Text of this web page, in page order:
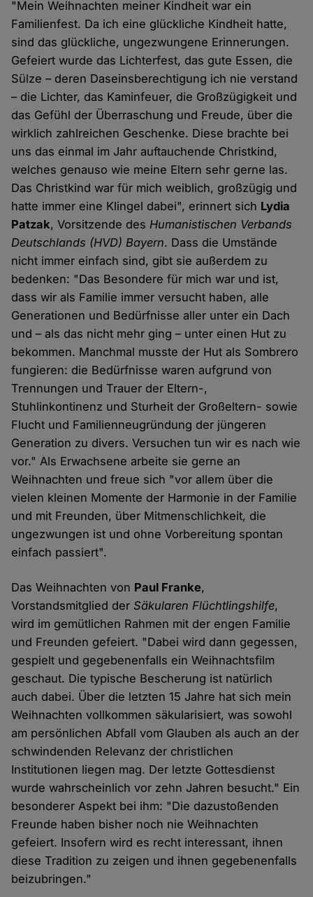
"Mein Weihnachten meiner Kindheit war ein
Familienfest. Da ich eine glückliche Kindheit hatte,
sind das glückliche, ungezwungene Erinnerungen.
Gefeiert wurde das Lichterfest, das gute Essen, die
Sülze – deren Daseinsberechtigung ich nie verstand
– die Lichter, das Kaminfeuer, die Großzügigkeit und
das Gefühl der Überraschung und Freude, über die
wirklich zahlreichen Geschenke. Diese brachte bei
uns das einmal im Jahr auftauchende Christkind,
welches genauso wie meine Eltern sehr gerne las.
Das Christkind war für mich weiblich, großzügig und
hatte immer eine Klingel dabei", erinnert sich Lydia
Patzak, Vorsitzende desHumanistischen Verbands
Deutschlands (HVD) Bayern. Dass die Umstände
nicht immer einfach sind, gibt sie außerdem zu
bedenken: "Das Besondere für mich war und ist,
dass wir als Familie immer versucht haben, alle
Generationen und Bedürfnisse aller unter ein Dach
und – als das nicht mehr ging – unter einen Hut zu
bekommen. Manchmal musste der Hut als Sombrero
fungieren: die Bedürfnisse waren aufgrund von
Trennungen und Trauer der Eltern-,
Stuhlinkontinenz und Sturheit der Großeltern- sowie
Flucht und Familienneugründung der jüngeren
Generation zu divers. Versuchen tun wir es nach wie
vor." Als Erwachsene arbeite sie gerne an
Weihnachten und freue sich "vor allem über die
vielen kleinen Momente der Harmonie in der Familie
und mit Freunden, über Mitmenschlichkeit, die
ungezwungen ist und ohne Vorbereitung spontan
einfach passiert".
Das Weihnachten von Paul Franke,
Vorstandsmitglied derSäkularen Flüchtlingshilfe,
wird im gemütlichen Rahmen mit der engen Familie
und Freunden gefeiert. "Dabei wird dann gegessen,
gespielt und gegebenenfalls ein Weihnachtsfilm
geschaut. Die typische Bescherung ist natürlich
auch dabei. Über die letzten 15 Jahre hat sich mein
Weihnachten vollkommen säkularisiert, was sowohl
am persönlichen Abfall vom Glauben als auch an der
schwindenden Relevanz der christlichen
Institutionen liegen mag. Der letzte Gottesdienst
wurde wahrscheinlich vor zehn Jahren besucht." Ein
besonderer Aspekt bei ihm: "Die dazustoßenden
Freunde haben bisher noch nie Weihnachten
gefeiert. Insofern wird es recht interessant, ihnen
diese Tradition zu zeigen und ihnen gegebenenfalls
beizubringen."